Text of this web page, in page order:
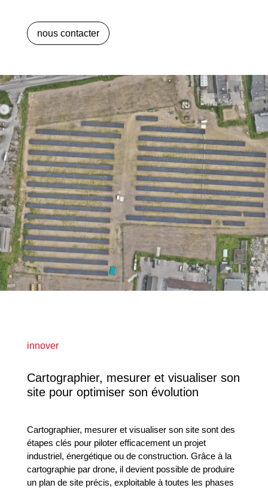
nous contacter
innover
Cartographier, mesurer et visualiser son
site pour optimiser son évolution
Cartographier, mesurer et visualiser son site sont des
étapes clés pour piloter efficacement un projet
industriel, énergétique ou de construction. Grâce à la
cartographie par drone, il devient possible de produire
un plan de site précis, exploitable à toutes les phases